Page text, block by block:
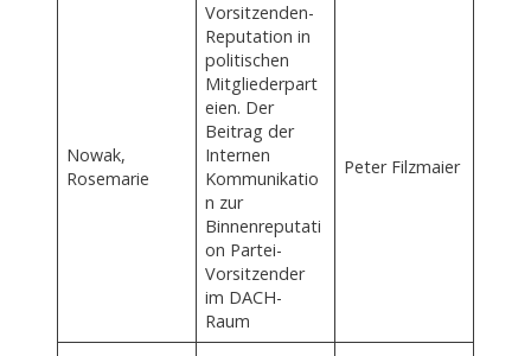
Nowak,
Rosemarie
Vorsitzenden-
Reputation in
politischen
Mitgliederpart
eien. Der
Beitrag der
Internen
Kommunikatio
n zur
Binnenreputati
on Partei-
Vorsitzender
im DACH-
Raum
Peter Filzmaier